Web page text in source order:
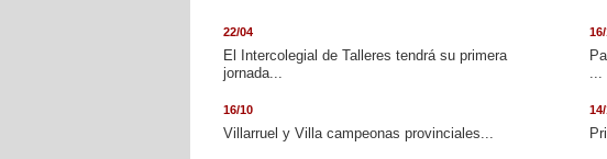
22/04
El Intercolegial de Talleres tendrá su primera
jornada...
...
16/10
Villarruel y Villa campeonas provinciales...